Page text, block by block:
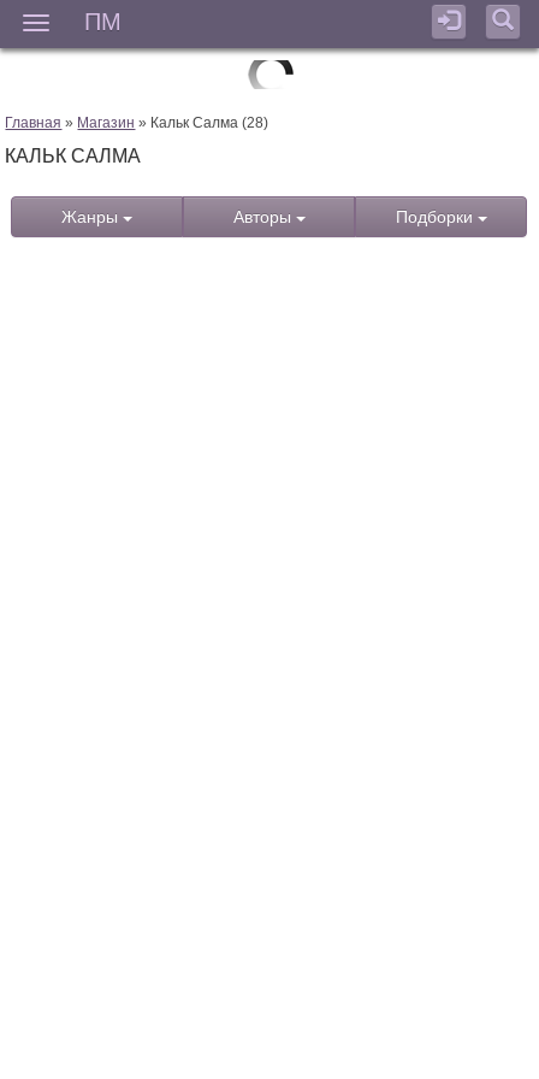
ПМ
Главная » Магазин » Кальк Салма (28)
КАЛЬК САЛМА
Жанры Авторы Подборки